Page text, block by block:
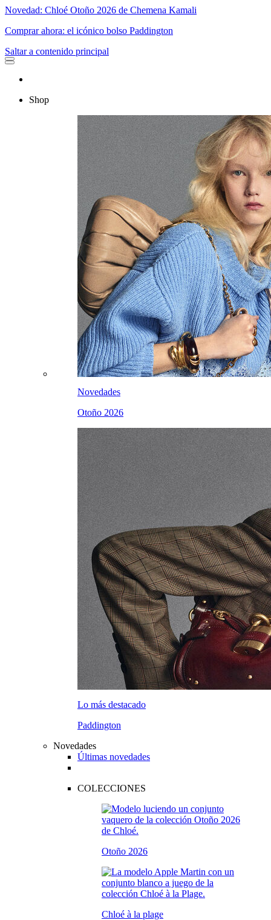
Novedad: Chloé Otoño 2026 de Chemena Kamali
Comprar ahora: el icónico bolso Paddington
Saltar a contenido principal
Shop
Novedades
Otoño 2026
Lo más destacado
Paddington
Novedades
Últimas novedades
COLECCIONES
Otoño 2026
Chloé à la plage